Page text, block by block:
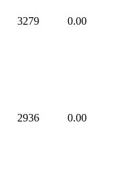
3279 0.00
2936 0.00